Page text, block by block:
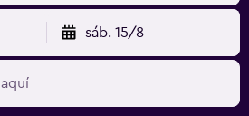
sáb. 15/8